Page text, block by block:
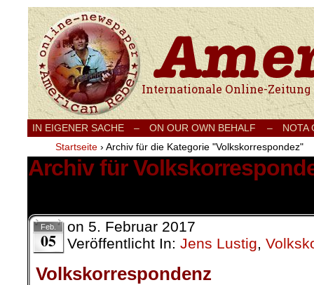
Internationale Onlinezeitung für Frieden,
IN EIGENER SACHE – ON OUR OWN BEHALF –
NOTA
Startseite › Archiv für die Kategorie "Volkskorrespondez"
Archiv für
Feb.
05
on 5. Februar 2017
Veröffentlicht In: Jens Lustig,
Volkskorrespondenz